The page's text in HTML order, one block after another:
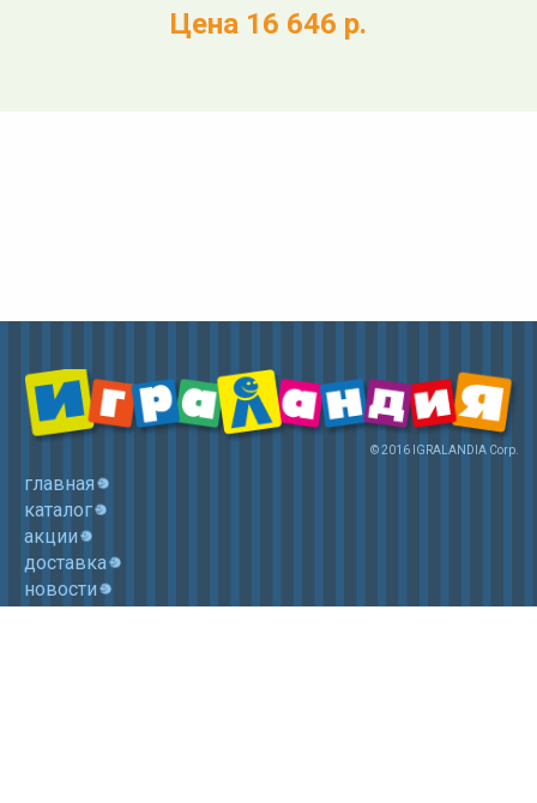
Цена 16 646 р.
© 2016 IGRALANDIA Corp.
главная
каталог
акции
доставка
новости